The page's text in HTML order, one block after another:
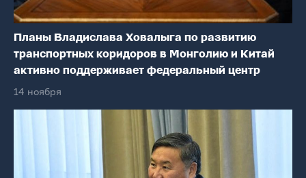
Планы Владислава Ховалыга по развитию
транспортных коридоров в Монголию и Китай
активно поддерживает федеральный центр
14 ноября